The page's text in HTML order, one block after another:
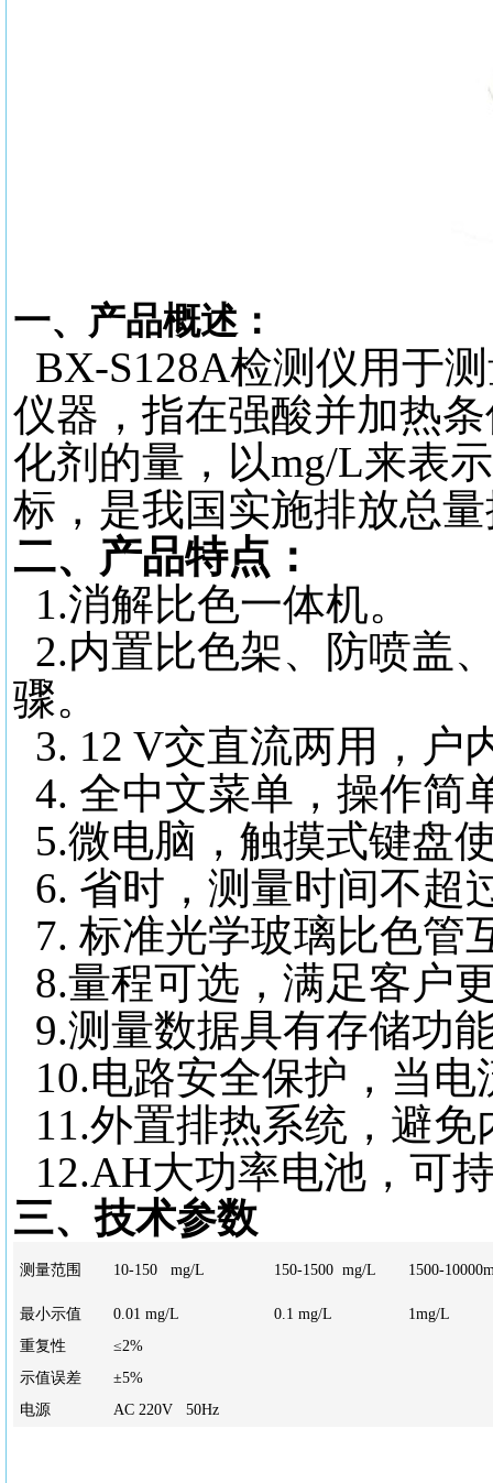
一、产品概述：
BX-S128A检测仪用于
仪器，指在强酸并加热
化剂的量，以mg/L来表
标，是我国实施排放总
二、产品特点：
1.消解比色一体机。
2.内置比色架、防喷盖
骤。
3. 12 V交直流两用，户
4. 全中文菜单，操作简
5.微电脑，触摸式键盘
6. 省时，测量时间不超
7. 标准光学玻璃比色管
8.量程可选，满足客户
9.测量数据具有存储功
10.电路安全保护，当
11.外置排热系统，避
12.AH大功率电池，可
三、技术参数
测量范围 10-150 mg/L 150-1500 mg/L 1500-
最小示值 0.01 mg/L 0.1 mg/L
1mg/L
重复性
≤2%
示值误差
±5%
电源
AC 220V 50Hz